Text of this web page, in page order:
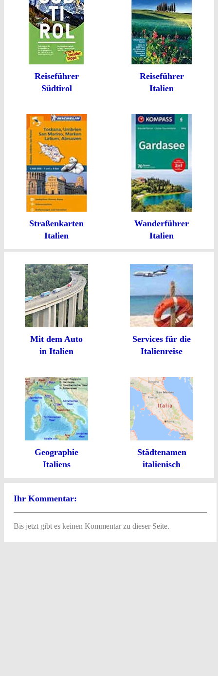
Reiseführer
Südtirol
Reiseführer
Italien
Straßenkarten
Italien
Wanderführer
Italien
Mit dem Auto
in Italien
Services für die
Italienreise
Geographie
Italiens
Städtenamen
italienisch
Ihr Kommentar:
Bis jetzt gibt es keinen Kommentar zu dieser Seite.